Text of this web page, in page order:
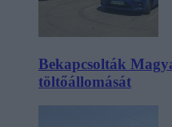
Bekapcsolták
töltőállomását